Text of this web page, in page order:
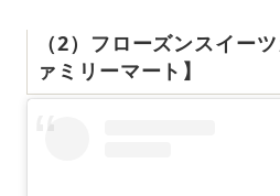
（2）フローズンスイー
ァミリーマート】